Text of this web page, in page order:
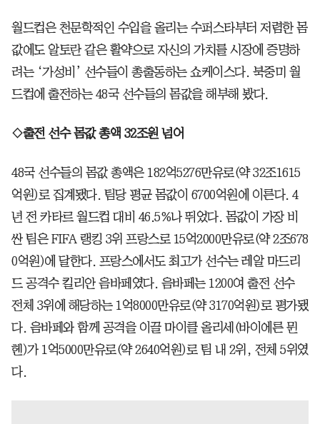
월드컵은 천문학적인 수입을 올리는 수퍼스타부터 저렴한 몸
값에도 알토란 같은 활약으로 자신의 가치를 시장에 증명하
려는 ‘가성비’ 선수들이 총출동하는 쇼케이스다. 북중미 월
드컵에 출전하는 48국 선수들의 몸값을 해부해 봤다.
◇출전 선수 몸값 총액 32조원 넘어
48국 선수들의 몸값 총액은 182억5276만유로(약 32조1615
억원)로 집계됐다. 팀당 평균 몸값이 6700억원에 이른다. 4
년 전 카타르 월드컵 대비 46.5%나 뛰었다. 몸값이 가장 비
싼 팀은 FIFA 랭킹 3위 프랑스로 15억2000만유로(약 2조678
0억원)에 달한다. 프랑스에서도 최고가 선수는 레알 마드리
드 공격수 킬리안 음바페였다. 음바페는 1200여 출전 선수
전체 3위에 해당하는 1억8000만유로(약 3170억원)로 평가됐
다. 음바페와 함께 공격을 이끌 마이클 올리세(바이에른 뮌
헨)가 1억5000만유로(약 2640억원)로 팀 내 2위, 전체 5위였
다.